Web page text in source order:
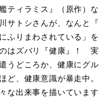
ティラミス』（原作）な
サトシさんが、なんと『
ふりまわされている」
はズバリ『健康』！ 実
うどころか、健康にグ
ど、健康意識が暴走中
な出来事を描いていま